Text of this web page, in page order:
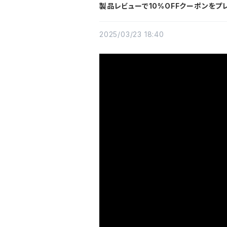
製品レビューで10%OFFクーポンをプ
2025/03/23 18:40